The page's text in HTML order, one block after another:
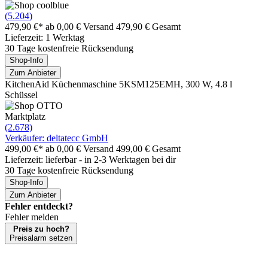
(5.204)
479,90 €* ab 0,00 € Versand 479,90 € Gesamt
Lieferzeit: 1 Werktag
30 Tage kostenfreie Rücksendung
Shop-Info
Zum Anbieter
KitchenAid Küchenmaschine 5KSM125EMH, 300 W, 4.8 l
Schüssel
Marktplatz
(2.678)
Verkäufer: deltatecc GmbH
499,00 €* ab 0,00 € Versand 499,00 € Gesamt
Lieferzeit: lieferbar - in 2-3 Werktagen bei dir
30 Tage kostenfreie Rücksendung
Shop-Info
Zum Anbieter
Fehler entdeckt?
Fehler melden
Preis zu hoch?
Preisalarm setzen